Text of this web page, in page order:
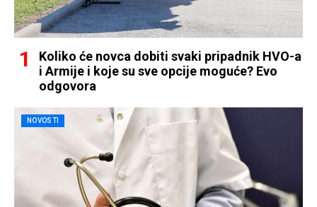
Koliko će novca dobiti svaki pripadnik HVO-a
i Armije i koje su sve opcije moguće? Evo
odgovora
NOVOSTI